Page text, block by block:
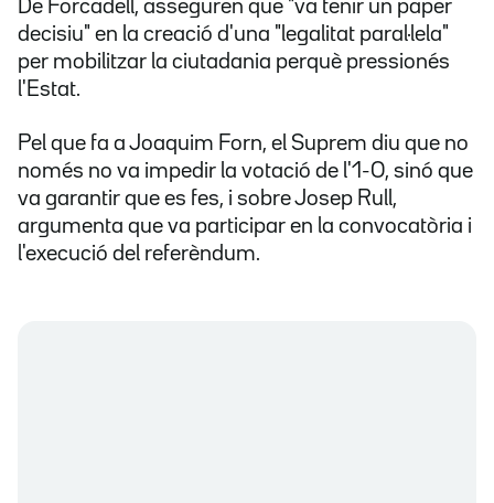
De Forcadell, asseguren que "va tenir un paper
decisiu" en la creació d'una "legalitat paral·lela"
per mobilitzar la ciutadania perquè pressionés
l'Estat.
Pel que fa a Joaquim Forn, el Suprem diu que no
només no va impedir la votació de l'1-O, sinó que
va garantir que es fes, i sobre Josep Rull,
argumenta que va participar en la convocatòria i
l'execució del referèndum.